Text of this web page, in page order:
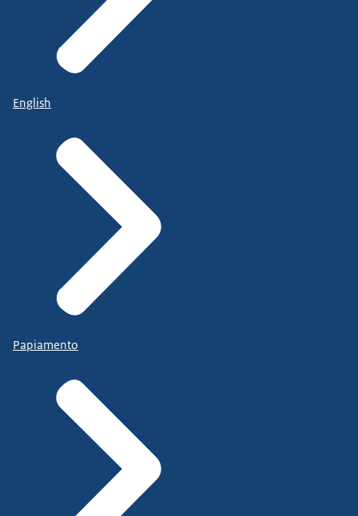
English
Papiamento